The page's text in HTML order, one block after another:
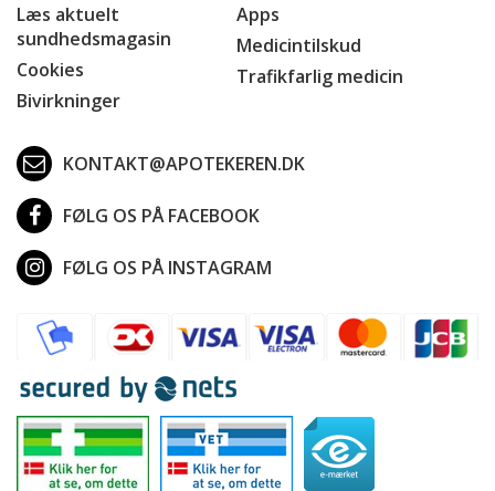
Læs aktuelt
sundhedsmagasin
Cookies
Bivirkninger
Apps
Medicintilskud
Trafikfarlig medicin
KONTAKT@APOTEKEREN.DK
FØLG OS PÅ FACEBOOK
FØLG OS PÅ INSTAGRAM